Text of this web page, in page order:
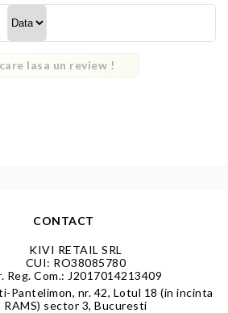
lasa un review !
CONTACT
KIVI RETAIL SRL
CUI: RO38085780
Reg. Com.: J2017014213409
Pantelimon, nr. 42, Lotul 18 (in incinta
RAMS) sector 3, Bucuresti